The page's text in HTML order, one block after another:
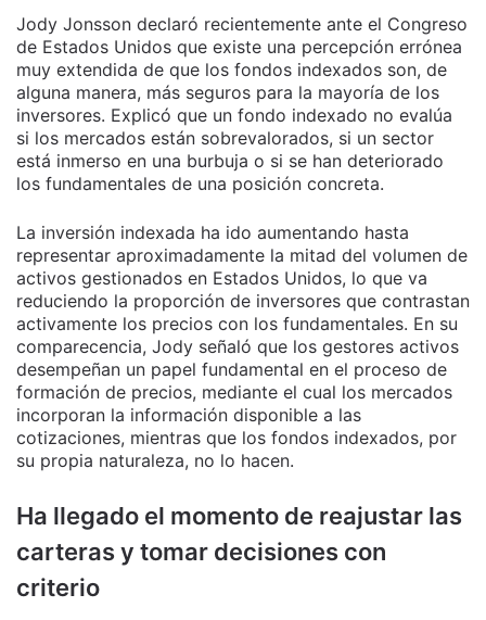
Jody Jonsson declaró recientemente ante el Congreso
de Estados Unidos que existe una percepción errónea
muy extendida de que los fondos indexados son, de
alguna manera, más seguros para la mayoría de los
inversores. Explicó que un fondo indexado no evalúa
si los mercados están sobrevalorados, si un sector
está inmerso en una burbuja o si se han deteriorado
los fundamentales de una posición concreta.
La inversión indexada ha ido aumentando hasta
representar aproximadamente la mitad del volumen de
activos gestionados en Estados Unidos, lo que va
reduciendo la proporción de inversores que contrastan
activamente los precios con los fundamentales. En su
comparecencia, Jody señaló que los gestores activos
desempeñan un papel fundamental en el proceso de
formación de precios, mediante el cual los mercados
incorporan la información disponible a las
cotizaciones, mientras que los fondos indexados, por
su propia naturaleza, no lo hacen.
Ha llegado el momento de reajustar las
carteras y tomar decisiones con
criterio